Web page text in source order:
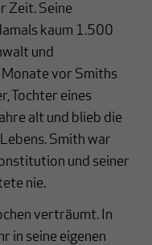
Zeit. Seine
kaum 1.500
und
vor Smiths
Tochter eines
alt und blieb die
Smith war
und seiner
nie.
verträumt. In
in seine eigenen